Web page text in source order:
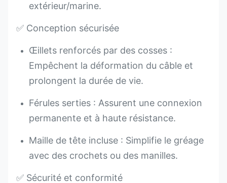
extérieur/marine.
✅ Conception sécurisée
Œillets renforcés par des cosses :
Empêchent la déformation du câble et
prolongent la durée de vie.
Férules serties : Assurent une connexion
permanente et à haute résistance.
Maille de tête incluse : Simplifie le gréage
avec des crochets ou des manilles.
✅ Sécurité et conformité